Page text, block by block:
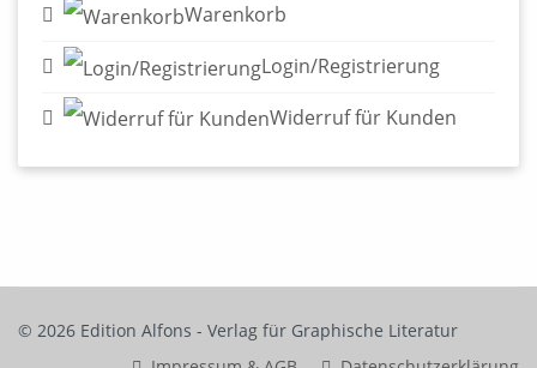
Warenkorb
Login/Registrierung
Widerruf für Kunden
© 2026 Edition Alfons - Verlag für Graphische Literatur